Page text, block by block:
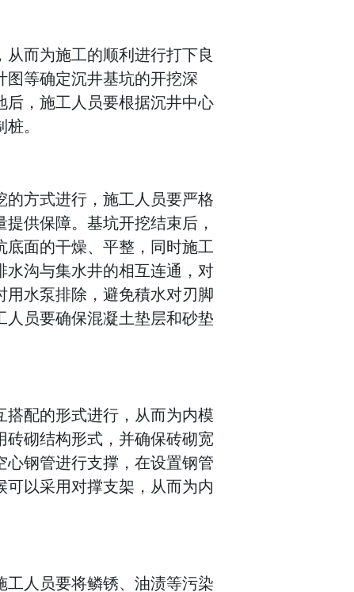
而为施工的顺利进行打下良
等确定沉井基坑的开挖深
，施工人员要根据沉井中心
。
方式进行，施工人员要严格
供保障。基坑开挖结束后，
面的干燥、平整，同时施工
水沟与集水井的相互连通，对
水泵排除，避免積水对刃脚
员要确保混凝土垫层和砂垫
配的形式进行，从而为内模
砌结构形式，并确保砖砌宽
钢管进行支撑，在设置钢管
以采用对撑支架，从而为内
人员要将鳞锈、油渍等污染